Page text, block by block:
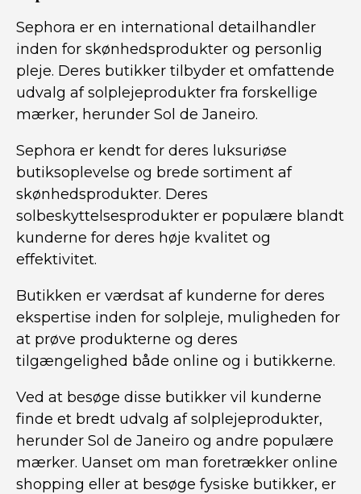
Sephora er en international detailhandler
inden for skønhedsprodukter og personlig
pleje. Deres butikker tilbyder et omfattende
udvalg af solplejeprodukter fra forskellige
mærker, herunder Sol de Janeiro.
Sephora er kendt for deres luksuriøse
butiksoplevelse og brede sortiment af
skønhedsprodukter. Deres
solbeskyttelsesprodukter er populære blandt
kunderne for deres høje kvalitet og
effektivitet.
Butikken er værdsat af kunderne for deres
ekspertise inden for solpleje, muligheden for
at prøve produkterne og deres
tilgængelighed både online og i butikkerne.
Ved at besøge disse butikker vil kunderne
finde et bredt udvalg af solplejeprodukter,
herunder Sol de Janeiro og andre populære
mærker. Uanset om man foretrækker online
shopping eller at besøge fysiske butikker, er